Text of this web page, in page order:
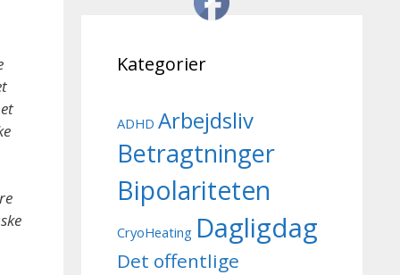
Kategorier
ADHD Arbejdsliv
Betragtninger
Bipolariteten
CryoHeating Dagligdag
Det offentlige